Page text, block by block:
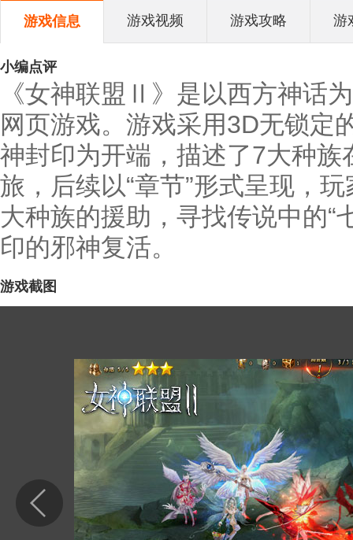
游戏信息 游戏视频 游戏攻略 游
小编点评
《女神联盟Ⅱ》是以西方神话
网页游戏。游戏采用3D无锁定
神封印为开端，描述了7大种
旅，后续以“章节”形式呈现，
大种族的援助，寻找传说中的“
印的邪神复活。
游戏截图